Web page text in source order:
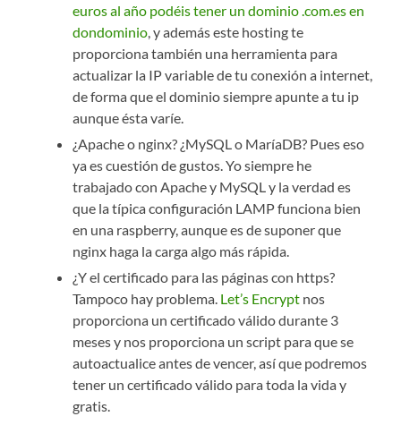
euros al año podéis tener un dominio .com.es en
dondominio , y además este hosting te
proporciona también una herramienta para
actualizar la IP variable de tu conexión a internet,
de forma que el dominio siempre apunte a tu ip
aunque ésta varíe.
¿Apache o nginx? ¿MySQL o MaríaDB? Pues eso
ya es cuestión de gustos. Yo siempre he
trabajado con Apache y MySQL y la verdad es
que la típica configuración LAMP funciona bien
en una raspberry, aunque es de suponer que
nginx haga la carga algo más rápida.
¿Y el certificado para las páginas con https?
Tampoco hay problema. Let’s Encrypt nos
proporciona un certificado válido durante 3
meses y nos proporciona un script para que se
autoactualice antes de vencer, así que podremos
tener un certificado válido para toda la vida y
gratis.